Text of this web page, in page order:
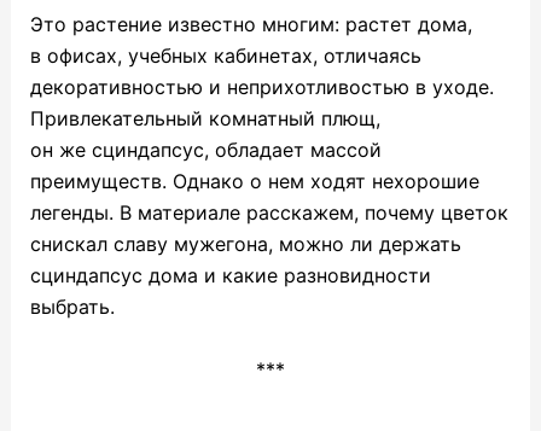
Это растение известно многим: растет дома,
в офисах, учебных кабинетах, отличаясь
декоративностью и неприхотливостью в уходе.
Привлекательный комнатный плющ,
он же сциндапсус, обладает массой
преимуществ. Однако о нем ходят нехорошие
легенды. В материале расскажем, почему цветок
снискал славу мужегона, можно ли держать
сциндапсус дома и какие разновидности
выбрать.
***